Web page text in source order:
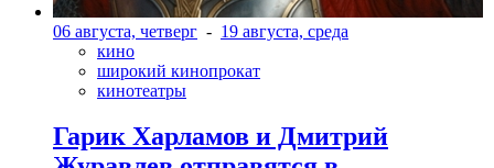
06 августа, четверг - 19 августа, среда
кино
широкий кинопрокат
кинотеатры
Гарик Харламов и Дмитрий